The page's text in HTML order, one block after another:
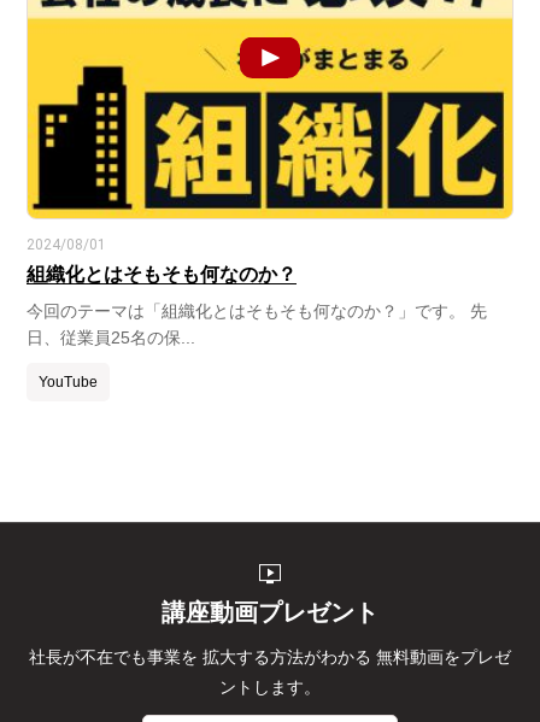
2024/08/01
組織化とはそもそも何なのか？
今回のテーマは「組織化とはそもそも何なのか？」です。 先
日、従業員25名の保...
YouTube
live_tv
講座動画プレゼント
社長が不在でも事業を 拡大する方法がわかる 無料動画をプレゼ
ントします。